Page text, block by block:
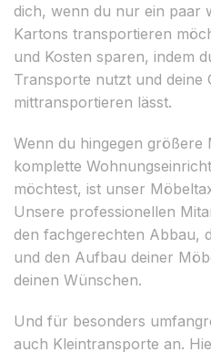
dich, wenn du nur ein paar
Kartons transportieren
und Kosten sparen, indem
Transporte nutzt und deine
mittransportieren lässt.
Wenn du hingegen größere
komplette
möchtest, ist unser
Unsere professionellen
den fachgerechten Abbau,
und den Aufbau deiner
deinen Wünschen.
Und für besonders
auch Kleintransporte an.